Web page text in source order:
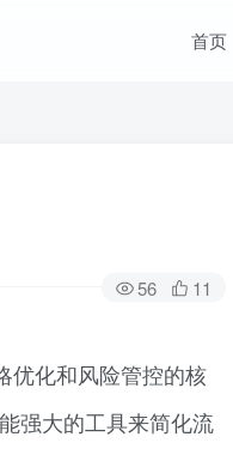
首页
56 11
优化和风险管控的核
强大的工具来简化流